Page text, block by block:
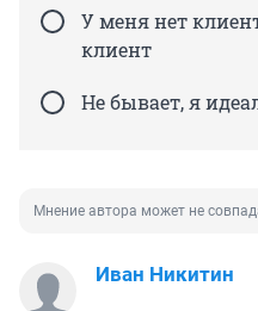
У меня нет
клиент
Не бывает, я
Мнение автора может не
Иван Никитин